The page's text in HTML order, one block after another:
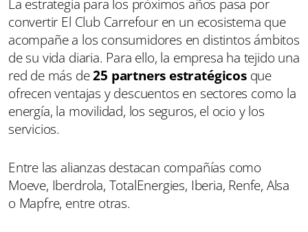
La estrategia para los próximos años pasa por
convertir El Club Carrefour en un ecosistema que
acompañe a los consumidores en distintos ámbitos
de su vida diaria. Para ello, la empresa ha tejido una
red de más de25 partners estratégicosque
ofrecen ventajas y descuentos en sectores como la
energía, la movilidad, los seguros, el ocio y los
servicios.
Entre las alianzas destacan compañías como
Moeve, Iberdrola, TotalEnergies, Iberia, Renfe, Alsa
o Mapfre, entre otras.